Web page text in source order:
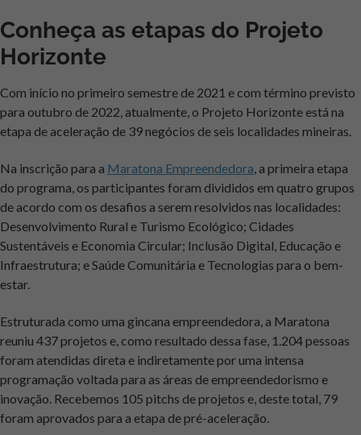
Conheça as etapas do Projeto
Horizonte
Com início no primeiro semestre de 2021 e com término previsto
para outubro de 2022, atualmente, o Projeto Horizonte está na
etapa de aceleração de 39 negócios de seis localidades mineiras.
Na inscrição para a Maratona Empreendedora, a primeira etapa
do programa, os participantes foram divididos em quatro grupos
de acordo com os desafios a serem resolvidos nas localidades:
Desenvolvimento Rural e Turismo Ecológico; Cidades
Sustentáveis e Economia Circular; Inclusão Digital, Educação e
Infraestrutura; e Saúde Comunitária e Tecnologias para o bem-
estar.
Estruturada como uma gincana empreendedora, a Maratona
reuniu 437 projetos e, como resultado dessa fase, 1.204 pessoas
foram atendidas direta e indiretamente por uma intensa
programação voltada para as áreas de empreendedorismo e
inovação. Recebemos 105 pitchs de projetos e, deste total, 79
foram aprovados para a etapa de pré-aceleração.